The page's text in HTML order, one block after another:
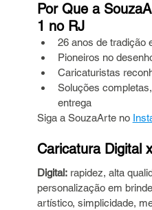
Por Que a
1 no RJ
26 anos de tradição
Pioneiros no
Caricaturistas
Soluções
entrega
Siga a SouzaArte no
Caricatura Digital
Digital: rapidez, alta
personalização em
artístico, simplicidade,